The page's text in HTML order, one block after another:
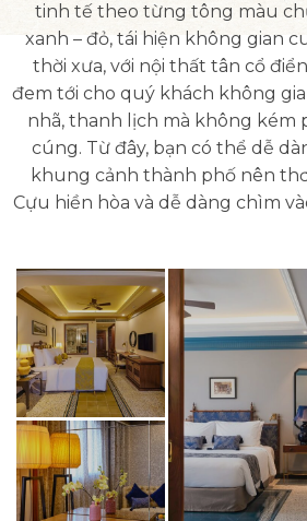
tinh tế theo từng tông màu
xanh – đỏ, tái hiện không gian
thời xưa, với nội thất tân cổ
đem tới cho quý khách không
nhã, thanh lịch mà không kém
cúng. Từ đây, bạn có thể dễ
khung cảnh thành phố nên
Cựu hiền hòa và dễ dàng chìm